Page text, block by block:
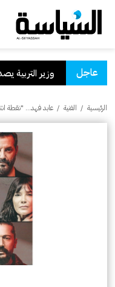
عاجل
. وزير التربية
الرئيسية / الفنية / عابد فهد… "نقطة